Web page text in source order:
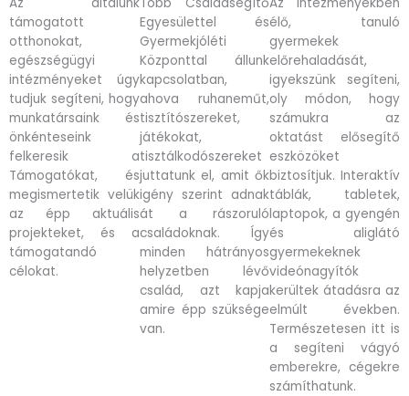
támogatott
otthonokat,
egészségügyi
intézményeket úgy
tudjuk segíteni, hogy
munkatársaink és
önkénteseink
felkeresik a
Támogatókat, és
megismertetik velük
az épp aktuális
projekteket, és a
támogatandó
célokat.
Egyesülettel és
Gyermekjóléti
Központtal állunk
kapcsolatban,
ahova ruhaneműt,
tisztítószereket,
játékokat,
tisztálkodószereket
juttatunk el, amit ők
igény szerint adnak
át a rászoruló
családoknak. Így
minden hátrányos
helyzetben lévő
család, azt kapja
amire épp szüksége
van.
élő, tanuló
gyermekek
előrehaladását,
igyekszünk segíteni,
oly módon, hogy
számukra az
oktatást elősegítő
eszközöket
biztosítjuk. Interaktív
táblák, tabletek,
laptopok, a gyengén
és aliglátó
gyermekeknek
videónagyítók
kerültek átadásra az
elmúlt években.
Természetesen itt is
a segíteni vágyó
emberekre, cégekre
számíthatunk.